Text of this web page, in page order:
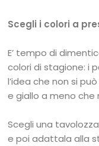
Scegli i colori a
E’ tempo di
colori di stagione: i
l’idea che non si
e giallo a meno che
Scegli una
e poi adattala alla